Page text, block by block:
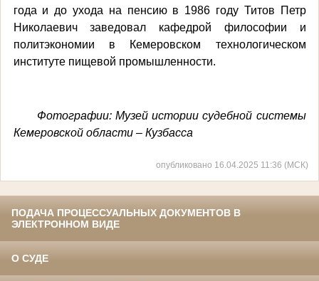
года и до ухода на пенсию в 1986 году Титов Петр
Николаевич заведовал кафедрой философии и
политэкономии в Кемеровском технологическом
институте пищевой промышленности.
Фотографии: Музей истории судебной системы
Кемеровской области – Кузбасса
опубликовано 16.04.2025 11:36 (МСК)
ПОДАЧА ПРОЦЕССУАЛЬНЫХ ДОКУМЕНТОВ В
ЭЛЕКТРОННОМ ВИДЕ
О СУДЕ